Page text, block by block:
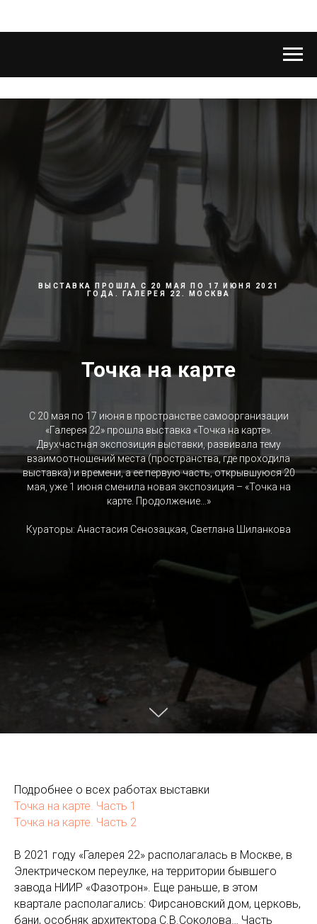
ВЫСТАВКА ПРОШЛА С 20 МАЯ ПО 17 ИЮНЯ 2021
ГОДА. ГАЛЕРЕЯ 22. МОСКВА
Точка на карте
С 20 мая по 17 июня в пространстве самоорганизации
«Галерея 22» прошла выставка «Точка на карте».
Двухчастная экспозиция выставки, развивала тему
взаимоотношений места (пространства, где проходила
выставка) и времени, а ее первую часть, открывшуюся 20
мая, уже 1 июня сменила новая экспозиция – «Точка на
карте. Продолжение…»
Кураторы: Анастасия Сенозацкая, Светлана Шиланкова
Подробнее о всех работах выставки
Точка на карте. Часть 1
Точка на карте. Часть 2
В 2021 году «Галерея 22» располагалась в Москве, в
Электрическом переулке, на территории бывшего
завода НИИР «Фазотрон». Еще раньше, в этом
квартале располагались: Фирсановский дом, церковь,
бани, особняк архитектора С.В.Соколова… Часть